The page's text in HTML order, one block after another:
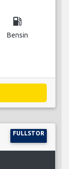
local_gas_station
Bensin
FULLSTOR